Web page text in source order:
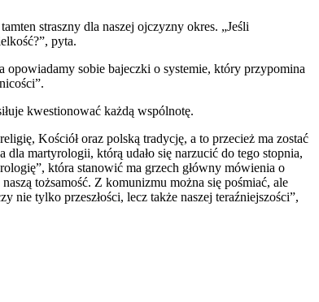
straszny dla naszej ojczyzny okres. „Jeśli
pyta.
opowiadamy sobie bajeczki o systemie, który przypomina
kwestionować każdą wspólnotę.
Kościół oraz polską tradycję, a to przecież ma zostać
martyrologii, którą udało się narzucić do tego stopnia,
która stanowić ma grzech główny mówienia o
tożsamość. Z komunizmu można się pośmiać, ale
tylko przeszłości, lecz także naszej teraźniejszości”,